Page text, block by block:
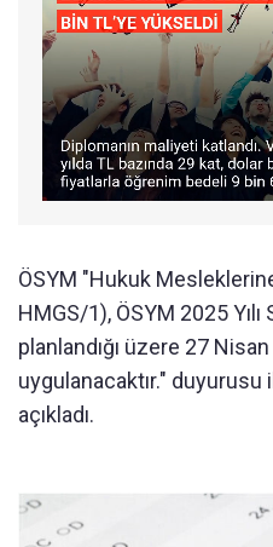
ÖSYM "Hukuk
HMGS/1), ÖSYM 2025 Yılı
planlandığı üzere 27
uygulanacaktır." duyurusu
açıkladı.